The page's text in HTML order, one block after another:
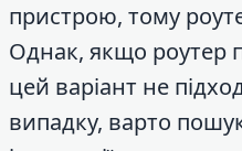
пристрою, тому
Однак, якщо роутер
цей варіант не
випадку, варто